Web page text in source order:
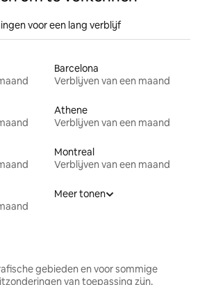
voor een lang verblijf
Barcelona
Verblijven van een maand
Athene
Verblijven van een maand
Montreal
Verblijven van een maand
Meer tonen
gebieden en voor sommige
van toepassing zijn.